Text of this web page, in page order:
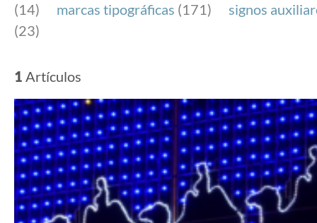
(14)
marcas tipográficas (171)
signos
(23)
1 Artículos